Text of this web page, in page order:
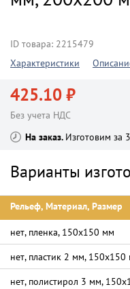
ID товара: 2215479
Характеристики
425.10 ₽
Без учета НДС
На заказ Изготовим за
Варианты
Рельеф, Материал, Размер
нет, пленка, 150х150 мм
нет, пластик 2 мм, 150х150
нет, полистирол 3 мм,